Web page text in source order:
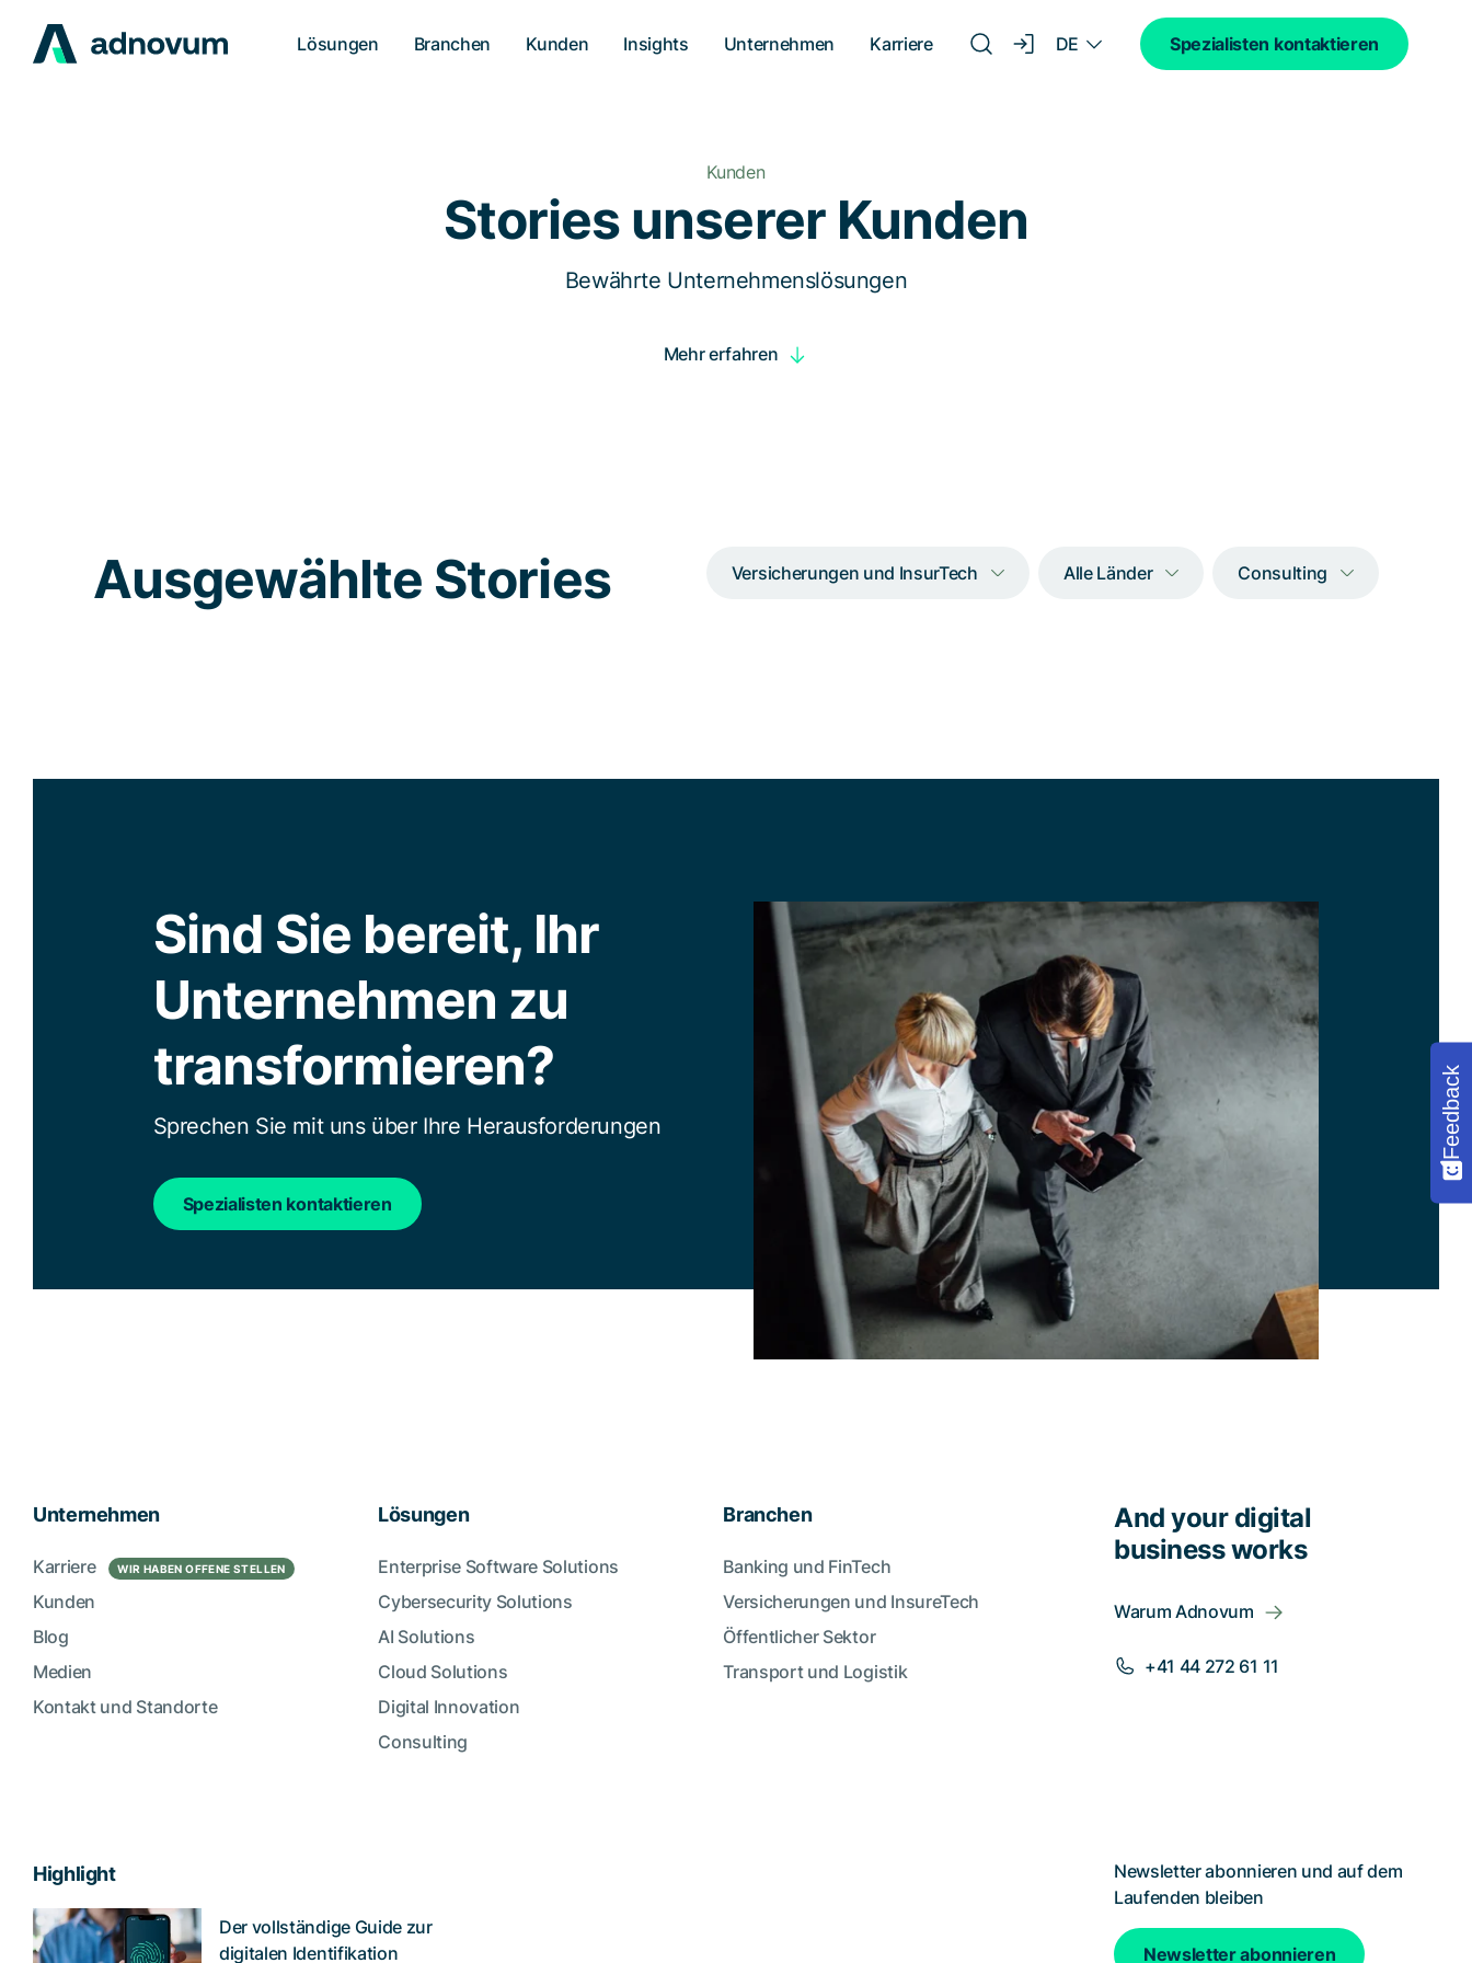
Lösungen Branchen Kunden Insights Unternehmen Karriere DE Spezialisten kontaktieren
Kunden
Stories unserer Kunden
Bewährte Unternehmenslösungen
Mehr erfahren
Ausgewählte Stories Versicherungen und InsurTech Alle Länder Consulting
Sind Sie bereit, Ihr
Unternehmen zu
transformieren?
Sprechen Sie mit uns über Ihre Herausforderungen
Spezialisten kontaktieren
And your digital
business works
Warum Adnovum
+41 44 272 61 11
Unternehmen
Karriere WIR HABEN OFFENE STELLEN
Kunden
Blog
Medien
Kontakt und Standorte
Lösungen
Enterprise Software Solutions
Cybersecurity Solutions
AI Solutions
Cloud Solutions
Digital Innovation
Consulting
Branchen
Banking und FinTech
Versicherungen und InsureTech
Öffentlicher Sektor
Transport und Logistik
Newsletter abonnieren und auf dem
Laufenden bleiben
Newsletter abonnieren
Highlight
Der vollständige Guide zur
digitalen Identifikation
Feedback